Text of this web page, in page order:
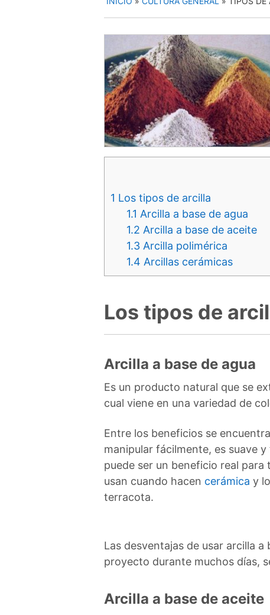
1 Los tipos de arcilla
1.1 Arcilla a base de agua
1.2 Arcilla a base de aceite
1.3 Arcilla polimérica
1.4 Arcillas cerámicas
Los tipos de
Arcilla a base de agua
Es un producto natural que se
cual viene en una variedad de
Entre los beneficios se
manipular fácilmente, es suave
puede ser un beneficio real para
usan cuando hacen cerámica y
terracota.
Las desventajas de usar arcilla
proyecto durante muchos días,
Arcilla a base de aceite